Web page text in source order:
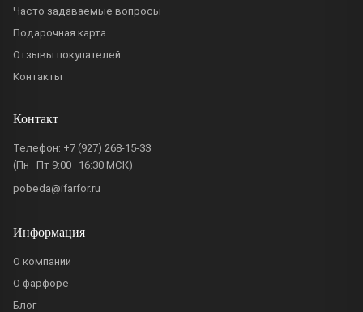
Часто задаваемые вопросы
Подарочная карта
Отзывы покупателей
Контакты
Контакт
Телефон: +7 (927) 268-15-33
(Пн–Пт 9:00–16:30 МСК)
pobeda@ifarfor.ru
Информация
О компании
О фарфоре
Блог